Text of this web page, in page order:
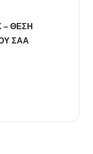
– ΘΕΣΗ
ΣΑΑ